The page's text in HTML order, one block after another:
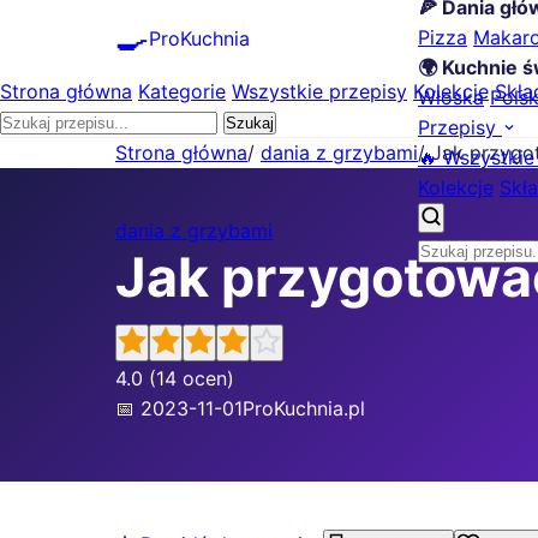
🍳ProKuchnia
🍕 Dania
Pizza
🌍 Kuchnie
Włoska
Przepisy
🔥
Kolekcje
Strona główna Kategorie Wszystkie przepisy Kolekcje
Szukaj
Strona główna/ dania z grzybami/ Jak
dania z grzybami
Jak
4.0 (14 ocen)
📅 2023-11-01ProKuchnia.pl